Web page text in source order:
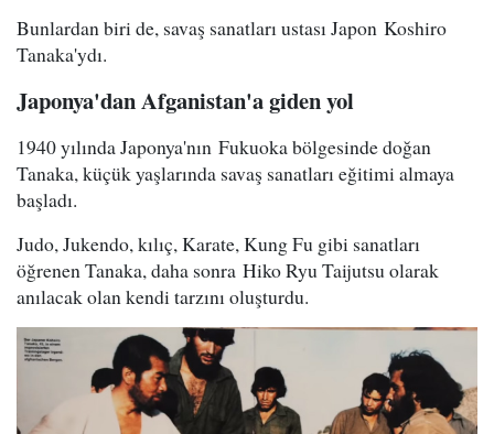
Bunlardan biri de, savaş sanatları ustası Japon Koshiro
Tanaka'ydı.
Japonya'dan Afganistan'a giden yol
1940 yılında Japonya'nın Fukuoka bölgesinde doğan
Tanaka, küçük yaşlarında savaş sanatları eğitimi almaya
başladı.
Judo, Jukendo, kılıç, Karate, Kung Fu gibi sanatları
öğrenen Tanaka, daha sonra Hiko Ryu Taijutsu olarak
anılacak olan kendi tarzını oluşturdu.